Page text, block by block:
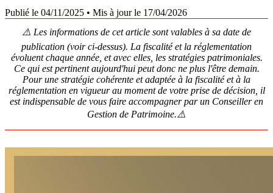
Publié le 04/11/2025 • Mis à jour le 17/04/2026
⚠️ Les informations de cet article sont valables à sa date de
publication (voir ci-dessus). La fiscalité et la réglementation
évoluent chaque année, et avec elles, les stratégies patrimoniales.
Ce qui est pertinent aujourd'hui peut donc ne plus l'être demain.
Pour une stratégie cohérente et adaptée à la fiscalité et à la
réglementation en vigueur au moment de votre prise de décision, il
est indispensable de vous faire accompagner par un Conseiller en
Gestion de Patrimoine.⚠️